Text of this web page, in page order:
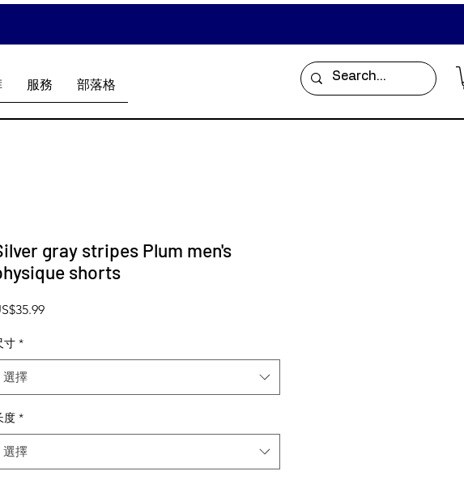
服務 部落格
gray stripes Plum men's
shorts
價格
寸 *
選擇
度 *
選擇